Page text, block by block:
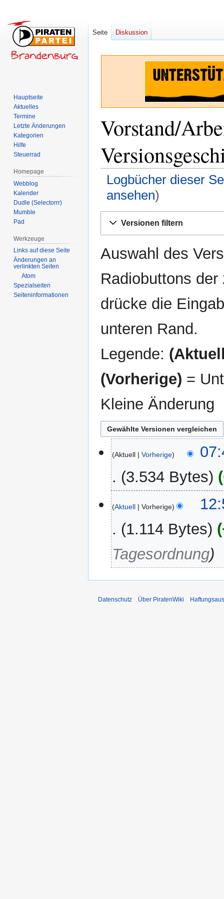
Vorstand/
Logbücher dieser
ansehen)
Navigation
Suche
Versionen filtern
Auswahl des
Radiobuttons
drücke die
unteren Rand.
Legende:
(Vorherige) =
Kleine Änderung
November
2024
Aktuell Vorherige
3.534 Bytes
Oktober
2024
Aktuell Vorherige
1.114 Bytes
Tagesordnung
Seite Diskussion
Hauptseite
Aktuelles
Termine
Letzte Änderungen
Kategorien
Hilfe
Steuerrad
Homepage
Webblog
Kalender
Dudle (Selectorrr)
Mumble
Pad
Werkzeuge
Links auf diese Seite
Änderungen an
verlinkten Seiten
Atom
Spezialseiten
Seiten­­informationen
Datenschutz Über PiratenWiki